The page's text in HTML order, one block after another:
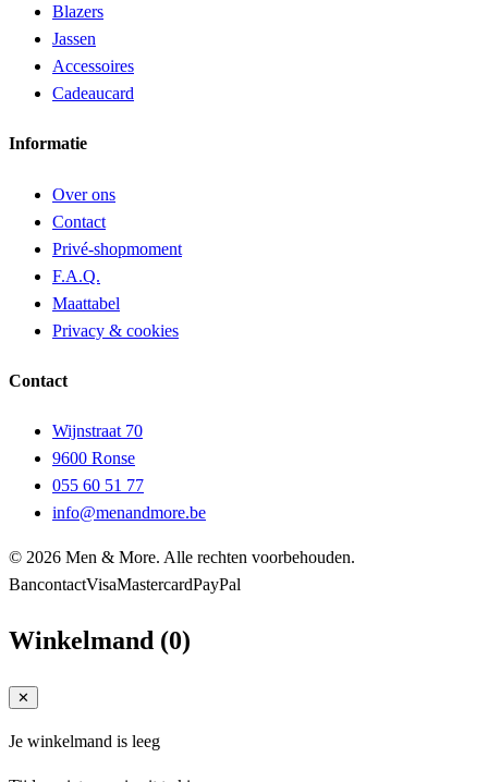
Blazers
Jassen
Accessoires
Cadeaucard
Informatie
Over ons
Contact
Privé-shopmoment
F.A.Q.
Maattabel
Privacy & cookies
Contact
Wijnstraat 70
9600 Ronse
055 60 51 77
info@menandmore.be
© 2026 Men & More. Alle rechten voorbehouden.
BancontactVisaMastercardPayPal
Winkelmand (0)
✕
Je winkelmand is leeg